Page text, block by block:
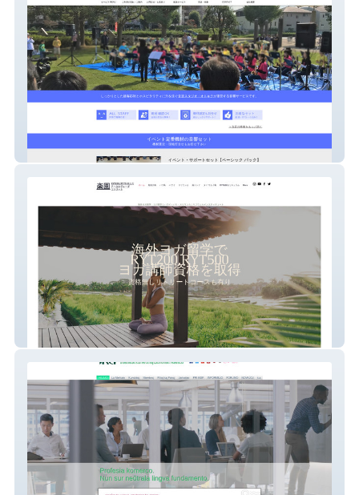
オトキチ・イベント音響サービス
2025 海外ヨガ留学